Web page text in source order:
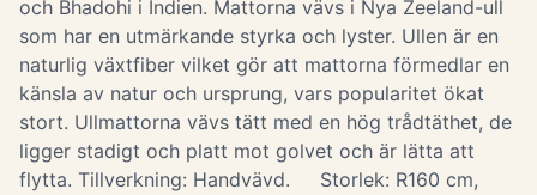
och Bhadohi i Indien. Mattorna vävs i Nya Zeeland-ull
som har en utmärkande styrka och lyster. Ullen är en
naturlig växtfiber vilket gör att mattorna förmedlar en
känsla av natur och ursprung, vars popularitet ökat
stort. Ullmattorna vävs tätt med en hög trådtäthet, de
ligger stadigt och platt mot golvet och är lätta att
flytta. Tillverkning: Handvävd. Storlek: R160 cm,